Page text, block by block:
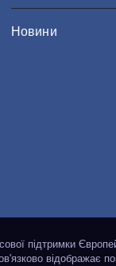
Новини
підтримки
відображає